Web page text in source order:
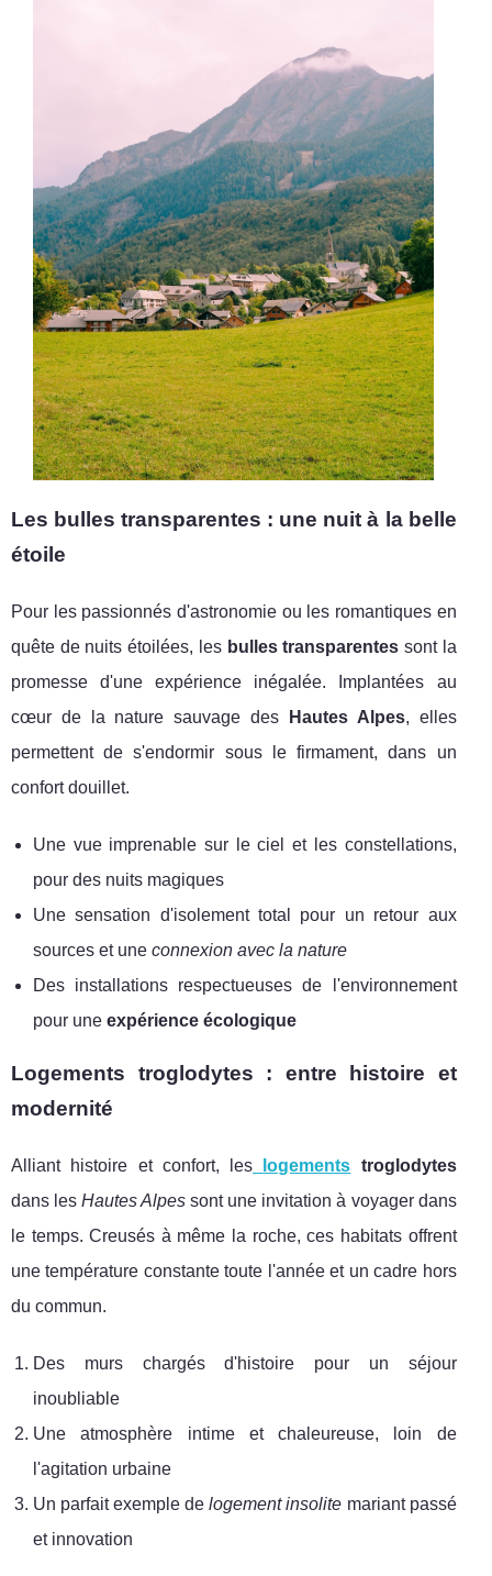
Les bulles transparentes : une nuit à la belle
étoile
Pour les passionnés d'astronomie ou les romantiques en
quête de nuits étoilées, les bulles transparentes sont la
promesse d'une expérience inégalée. Implantées au
cœur de la nature sauvage des
Hautes Alpes, elles
permettent de s'endormir sous le firmament, dans un
confort douillet.
Une vue imprenable sur le ciel et les constellations,
pour des nuits magiques
Une sensation d'isolement total pour un retour aux
sources et une connexion avec la nature
Des installations respectueuses de l'environnement
pour une expérience écologique
Logements troglodytes : entre histoire et
modernité
Alliant histoire et confort, les logements troglodytes
dans lesHautes Alpes sont une invitation à voyager dans
le temps. Creusés à même la roche, ces habitats offrent
une température constante toute l'année et un cadre hors
du commun.
Des murs chargés d'histoire pour un séjour
inoubliable
Une atmosphère intime et chaleureuse, loin de
l'agitation urbaine
Un parfait exemple delogement insolite mariant passé
et innovation